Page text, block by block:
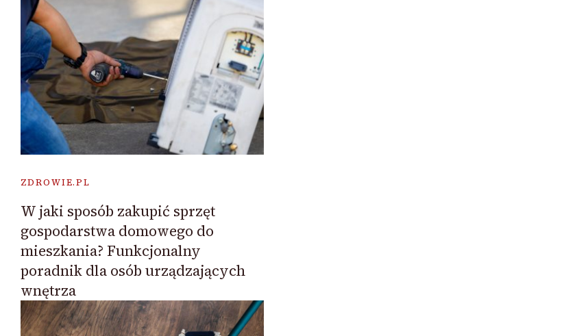
ZDROWIE.PL
W jaki sposób zakupić sprzęt
gospodarstwa domowego do
mieszkania? Funkcjonalny
poradnik dla osób urządzających
wnętrza